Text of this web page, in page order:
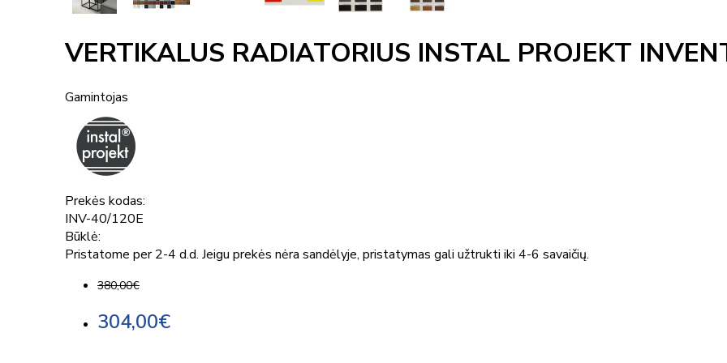
VERTIKALUS RADIATORIUS INSTAL PROJEKT
Gamintojas
Prekės kodas:
INV-40/120E
Būklė:
Pristatome per 2-4 d.d. Jeigu prekės nėra sandėlyje, pristatymas gali užtrukti iki 4-6 savaičių.
380,00€
304,00€